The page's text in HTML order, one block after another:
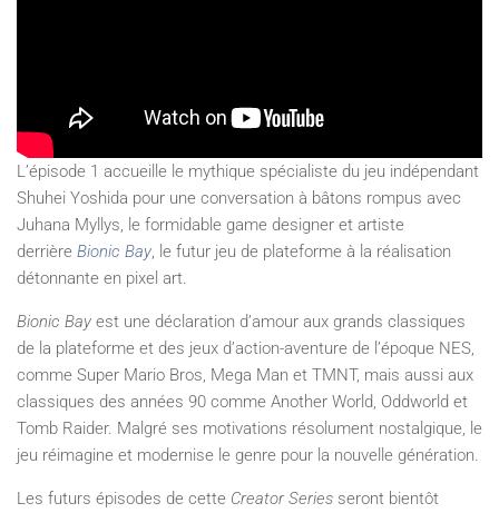
L’épisode 1 accueille le mythique spécialiste du jeu indépendant
Shuhei Yoshida pour une conversation à bâtons rompus avec
Juhana Myllys, le formidable game designer et artiste
derrière Bionic Bay, le futur jeu de plateforme à la réalisation
détonnante en pixel art.
Bionic Bay est une déclaration d’amour aux grands classiques
de la plateforme et des jeux d’action-aventure de l’époque NES,
comme Super Mario Bros, Mega Man et TMNT, mais aussi aux
classiques des années 90 comme Another World, Oddworld et
Tomb Raider. Malgré ses motivations résolument nostalgique, le
jeu réimagine et modernise le genre pour la nouvelle génération.
Les futurs épisodes de cette Creator Series seront bientôt